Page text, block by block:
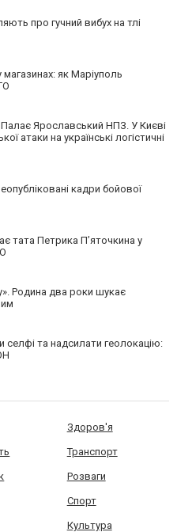
про гучний вибух на тлі
магазинах: як Маріуполь
Ярославський НПЗ. У Києві
атаки на українські логістичні
кадри бойової
тата Петрика П’яточкина у
Родина два роки шукає
селфі та надсилати геолокацію:
Здоров'я
Транспорт
Розваги
Спорт
Культура